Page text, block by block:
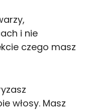
i nie
czego masz
włosy. Masz